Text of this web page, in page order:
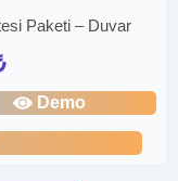
Paketi – Duvar
Demo